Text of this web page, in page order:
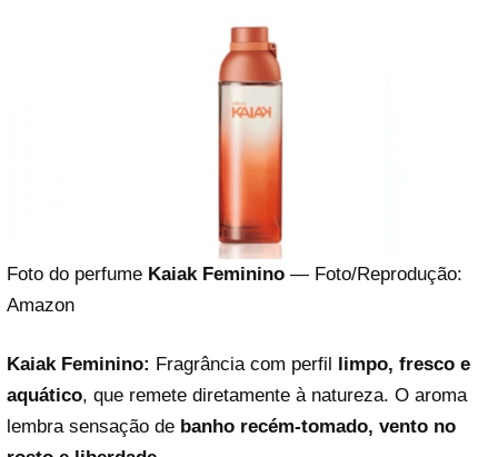
Foto do perfume Kaiak Feminino — Foto/Reprodução:
Amazon
Kaiak Feminino: Fragrância com perfil
limpo, fresco e
aquático, que remete diretamente à natureza. O aroma
lembra sensação de banho recém-tomado, vento no